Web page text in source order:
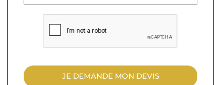
JE DEMANDE MON DEVIS